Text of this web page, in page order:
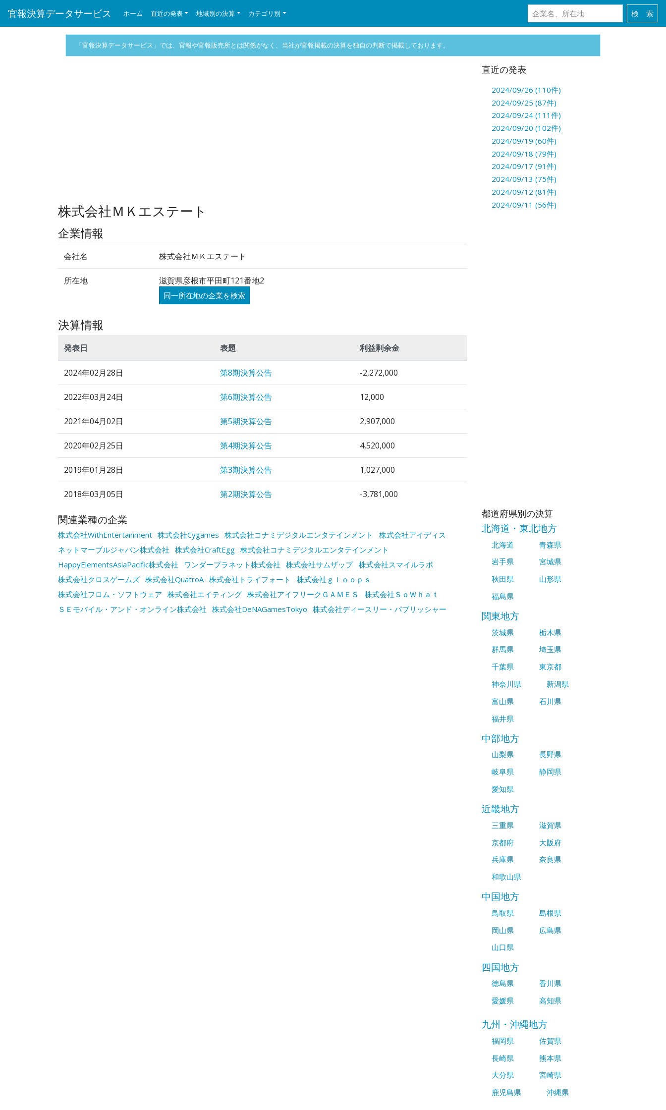
官報決算データサービス ホーム 直近の発表 地域別の決算 カテゴリ別
「官報決算データサービス」では、官報や官報販売所とは関係がなく、当社が官報掲載の決算を独自の判断で掲載しております。
株式会社ＭＫエステート
企業情報
会社名 株式会社ＭＫエステート
所在地 滋賀県彦根市平田町121番地2
同一所在地の企業を検索
決算情報
発表日 表題 利益剰余金
2024年02月28日 第8期決算公告 -2,272,000
2022年03月24日 第6期決算公告 12,000
2021年04月02日 第5期決算公告 2,907,000
2020年02月25日 第4期決算公告 4,520,000
2019年01月28日 第3期決算公告 1,027,000
2018年03月05日 第2期決算公告 -3,781,000
関連業種の企業
株式会社WithEntertainment 株式会社Cygames 株式会社コナミデジタルエンタテインメント
株式会社アイディス
ネットマーブルジャパン株式会社
株式会社CraftEgg 株式会社コナミデジタルエンタテインメント
HappyElementsAsiaPacific株式会社
ワンダープラネット株式会社 株式会社サムザップ 株式会社スマイルラボ
株式会社クロスゲームズ 株式会社QuatroA 株式会社トライフォート
株式会社ｇｌｏｏｐｓ
株式会社フロム・ソフトウェア
株式会社エイティング 株式会社アイフリークＧＡＭＥＳ
株式会社ＳｏＷｈａｔ
ＳＥモバイル・アンド・オンライン株式会社
株式会社DeNAGamesTokyo 株式会社ディースリー・パブリッシャー
直近の発表
2024/09/26 (110件)
2024/09/25 (87件)
2024/09/24 (111件)
2024/09/20 (102件)
2024/09/19 (60件)
2024/09/18 (79件)
2024/09/17 (91件)
2024/09/13 (75件)
2024/09/12 (81件)
2024/09/11 (56件)
都道府県別の決算
北海道・東北地方
北海道
青森県
岩手県
宮城県
秋田県
山形県
福島県
関東地方
茨城県
栃木県
群馬県
埼玉県
千葉県
東京都
神奈川県
新潟県
富山県
石川県
福井県
中部地方
山梨県
長野県
岐阜県
静岡県
愛知県
近畿地方
三重県
滋賀県
京都府
大阪府
兵庫県
奈良県
和歌山県
中国地方
鳥取県
島根県
岡山県
広島県
山口県
四国地方
徳島県
香川県
愛媛県
高知県
九州・沖縄地方
福岡県
佐賀県
長崎県
熊本県
大分県
宮崎県
鹿児島県
沖縄県